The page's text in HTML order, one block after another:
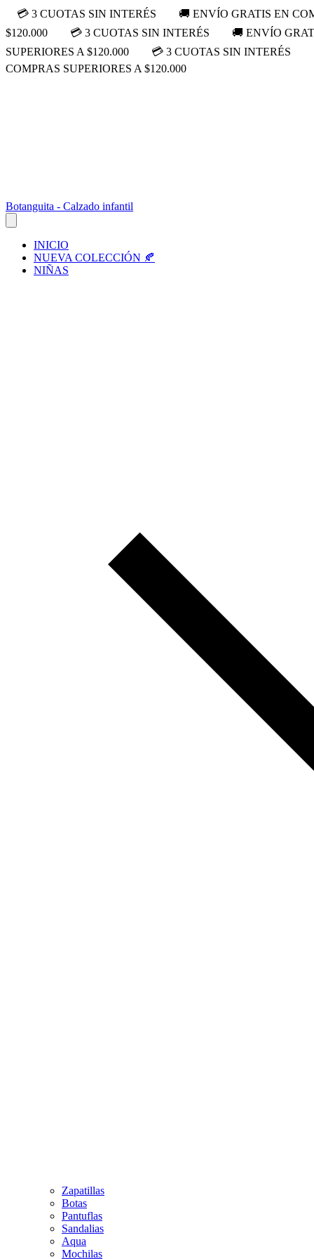
💳 3 CUOTAS SIN INTERÉS 🚚 ENVÍO GRATIS EN
$120.000
💳 3 CUOTAS SIN INTERÉS 🚚 ENVÍO
SUPERIORES A $120.000
💳 3 CUOTAS SIN INTERÉS
COMPRAS SUPERIORES A $120.000
Botanguita - Calzado infantil
INICIO
NUEVA COLECCIÓN 🍂
NIÑAS
Zapatillas
Botas
Pantuflas
Sandalias
Aqua
Mochilas